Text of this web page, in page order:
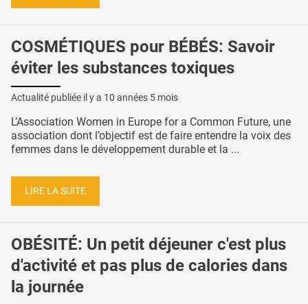
COSMÉTIQUES pour BÉBÉS: Savoir
éviter les substances toxiques
Actualité publiée il y a 10 années 5 mois
L’Association Women in Europe for a Common Future, une
association dont l’objectif est de faire entendre la voix des
femmes dans le développement durable et la ...
LIRE LA SUITE
OBÉSITÉ: Un petit déjeuner c'est plus
d'activité et pas plus de calories dans
la journée